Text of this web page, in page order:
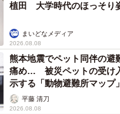
植田 大学時代のほっそり
まいどなメディア
2026.08.08
熊本地震でペット同伴の避
痛め… 被災ペットの受け
示する「動物避難所マップ
平藤 清刀
2026.08.08